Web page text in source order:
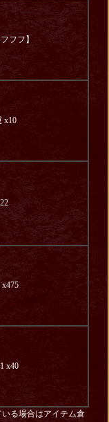
フフ】
x10
x40
る場合はアイテム倉